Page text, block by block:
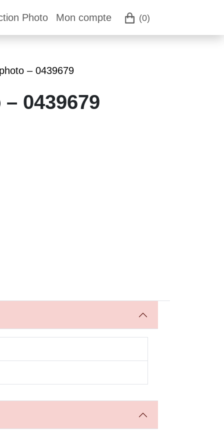
(0)
Photo Mon compte
– 0439679
0439679